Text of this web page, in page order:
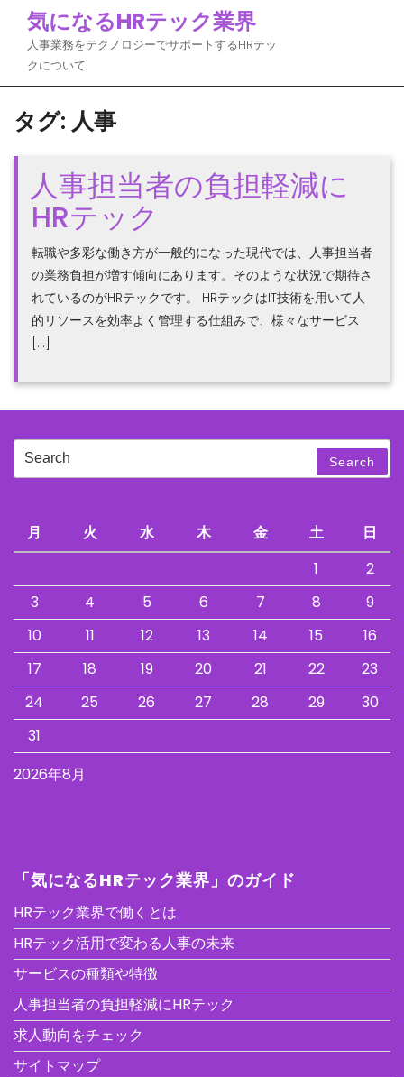
content
気になるHRテック業界
人事業務をテクノロジーでサポートするHRテッ
クについて
タグ: 人事
人事担当者の負担軽減に
HRテック
転職や多彩な働き方が一般的になった現代では、人事担当者
の業務負担が増す傾向にあります。そのような状況で期待さ
れているのがHRテックです。 HRテックはIT技術を用いて人
的リソースを効率よく管理する仕組みで、様々なサービス
[…]
Search
Search
2026年8月
月 火 水 木 金 土
日
1
2
3
4 5 6 7 8
9
10
11 12 13 14 15
16
17
18 19 20 21 22
23
24
25 26 27 28 29
30
31
「気になるHRテック業界」のガイド
HRテック業界で働くとは
HRテック活用で変わる人事の未来
サービスの種類や特徴
人事担当者の負担軽減にHRテック
求人動向をチェック
サイトマップ